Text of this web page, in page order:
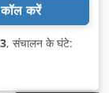
कॉल करें
, संचालन के घंटे: